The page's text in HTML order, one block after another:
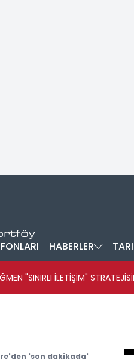
HABERLER
"SINIRLI İLETİŞİM"
'son dakikada'